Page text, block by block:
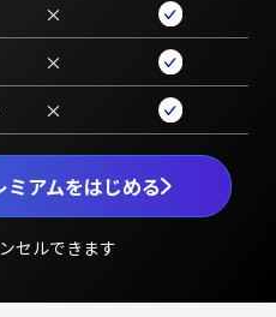
ミアムをはじめる
セルできます
×
×
×